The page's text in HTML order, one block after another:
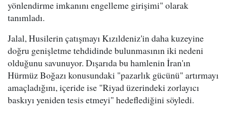
yönlendirme imkanını engelleme girişimi" olarak
tanımladı.
Jalal, Husilerin çatışmayı Kızıldeniz'in daha kuzeyine
doğru genişletme tehdidinde bulunmasının iki nedeni
olduğunu savunuyor. Dışarıda bu hamlenin İran'ın
Hürmüz Boğazı konusundaki "pazarlık gücünü" artırmayı
amaçladığını, içeride ise "Riyad üzerindeki zorlayıcı
baskıyı yeniden tesis etmeyi" hedeflediğini söyledi.